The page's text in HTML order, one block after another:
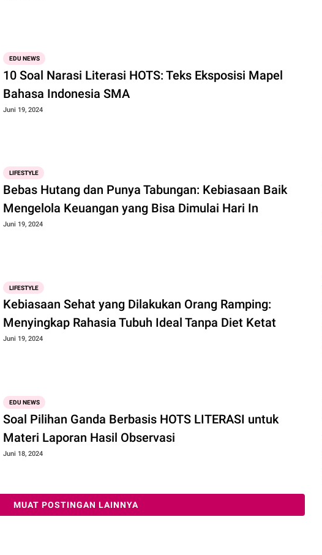
EDU NEWS
10 Soal Narasi Literasi HOTS: Teks Eksposisi Mapel
Bahasa Indonesia SMA
Juni 19, 2024
LIFESTYLE
Bebas Hutang dan Punya Tabungan: Kebiasaan Baik
Mengelola Keuangan yang Bisa Dimulai Hari In
Juni 19, 2024
LIFESTYLE
Kebiasaan Sehat yang Dilakukan Orang Ramping:
Menyingkap Rahasia Tubuh Ideal Tanpa Diet Ketat
Juni 19, 2024
EDU NEWS
Soal Pilihan Ganda Berbasis HOTS LITERASI untuk
Materi Laporan Hasil Observasi
Juni 18, 2024
MUAT POSTINGAN LAINNYA